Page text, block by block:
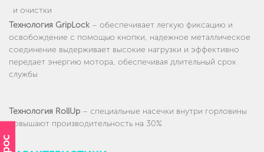
и очистки
Технология GripLock – обеспечивает легкую фиксацию и
освобождение с помощью кнопки, надежное металлическое
соединение выдерживает высокие нагрузки и эффективно
передает энергию мотора, обеспечивая длительный срок
службы
Технология RollUp – специальные насечки внутри горловины
повышают производительность на 30%